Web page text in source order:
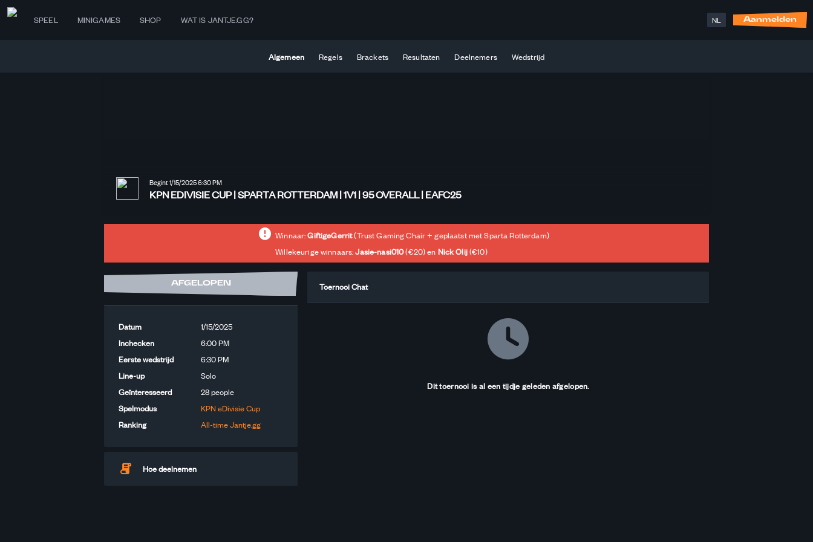
SPEEL MINIGAMES SHOP WAT IS JANTJE.GG? NL Aanmelden
Algemeen Regels Brackets Resultaten Deelnemers Wedstrijd
Begint 1/15/2025 6:30 PM
KPN EDIVISIE CUP | SPARTA ROTTERDAM | 1V1 | 95 OVERALL | EAFC25
Winnaar:GiftigeGerrit(Trust Gaming Chair + geplaatst met Sparta Rotterdam)
Willekeurige winnaars:Jasie-nasi010(€20) en Nick Olij(€10)
AFGELOPEN
Datum
1/15/2025
Inchecken
6:00 PM
Eerste wedstrijd
6:30 PM
Line-up
Solo
Geïnteresseerd
28people
Spelmodus
KPN eDivisie Cup
Ranking
All-time Jantje.gg
Hoe deelnemen
Toernooi Chat
Dit toernooi is al een tijdje geleden afgelopen.